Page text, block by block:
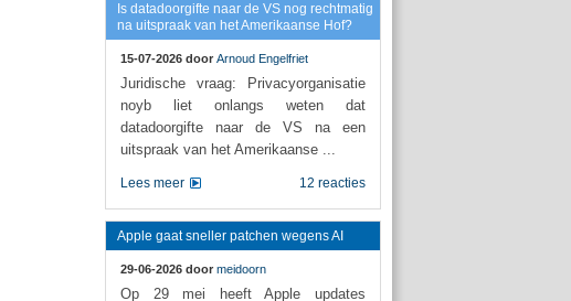
Is datadoorgifte naar de VS nog rechtmatig
na uitspraak van het Amerikaanse Hof?
15-07-2026 door Arnoud Engelfriet
Juridische vraag: Privacyorganisatie
noyb liet onlangs weten dat
datadoorgifte naar de VS na een
uitspraak van het Amerikaanse ...
12 reacties
Lees meer
Apple gaat sneller patchen wegens AI
29-06-2026 door meidoorn
Op 29 mei heeft Apple updates